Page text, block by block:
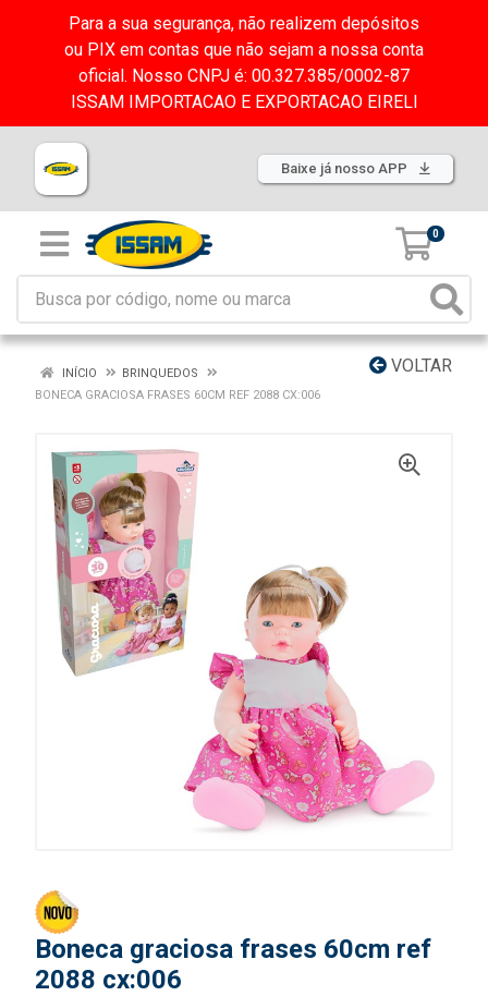
Para a sua segurança, não realizem depósitos
ou PIX em contas que não sejam a nossa conta
oficial. Nosso CNPJ é: 00.327.385/0002-87
ISSAM IMPORTACAO E EXPORTACAO EIRELI
Baixe já nosso APP
0
VOLTAR
INÍCIO
BRINQUEDOS
BONECA GRACIOSA FRASES 60CM REF 2088 CX:006
Boneca graciosa frases 60cm ref
2088 cx:006